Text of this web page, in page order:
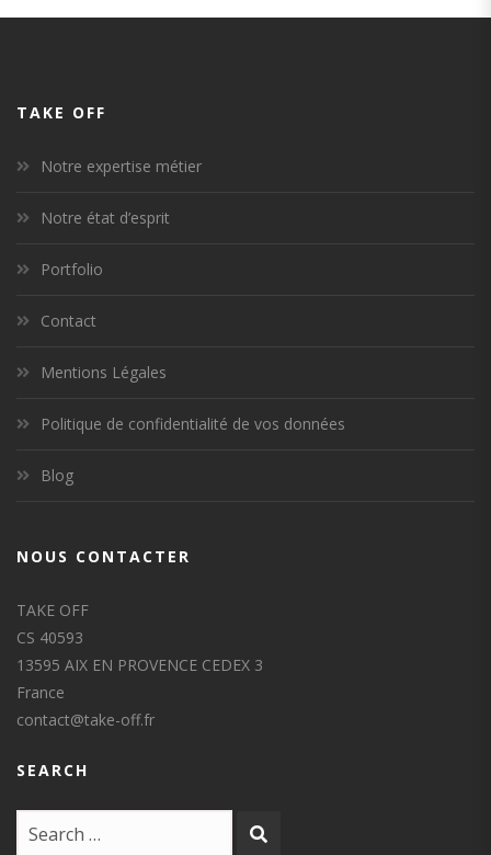
TAKE OFF
Notre expertise métier
Notre état d’esprit
Portfolio
Contact
Mentions Légales
Politique de confidentialité de vos données
Blog
NOUS CONTACTER
TAKE OFF
CS 40593
13595 AIX EN PROVENCE CEDEX 3
France
contact@take-off.fr
SEARCH